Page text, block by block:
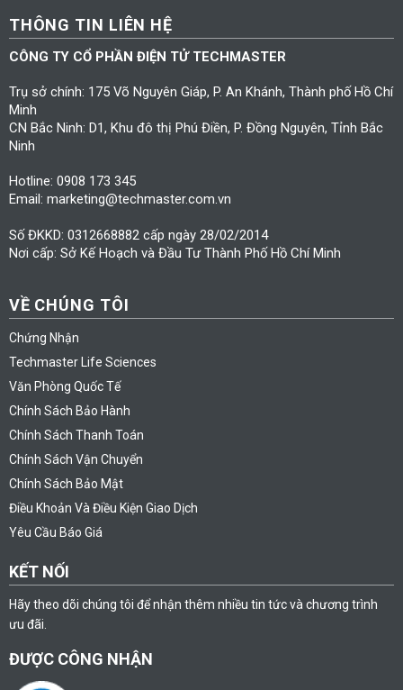
THÔNG TIN LIÊN HỆ
CÔNG TY CỔ PHẦN ĐIỆN TỬ TECHMASTER
Trụ sở chính: 175 Võ Nguyên Giáp, P. An Khánh, Thành phố Hồ Chí
Minh
CN Bắc Ninh: D1, Khu đô thị Phú Điền, P. Đồng Nguyên, Tỉnh Bắc
Ninh
Hotline: 0908 173 345
Email: marketing@techmaster.com.vn
Số ĐKKD: 0312668882 cấp ngày 28/02/2014
Nơi cấp: Sở Kế Hoạch và Đầu Tư Thành Phố Hồ Chí Minh
VỀ CHÚNG TÔI
Chứng Nhận
Techmaster Life Sciences
Văn Phòng Quốc Tế
Chính Sách Bảo Hành
Chính Sách Thanh Toán
Chính Sách Vận Chuyển
Chính Sách Bảo Mật
Điều Khoản Và Điều Kiện Giao Dịch
Yêu Cầu Báo Giá
KẾT NỐI
Hãy theo dõi chúng tôi để nhận thêm nhiều tin tức và chương trình
ưu đãi.
ĐƯỢC CÔNG NHẬN